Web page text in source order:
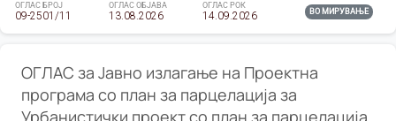
ОГЛАС БРОЈ
09-2501/11
ОГЛАС ОБЈАВА
13.08.2026
ОГЛАС РОК
14.09.2026 ВО МИРУВАЊЕ
ОГЛАС за Јавно излагање на Проектна
програма со план за парцелација за
Урбанистички проект со план за парцелација